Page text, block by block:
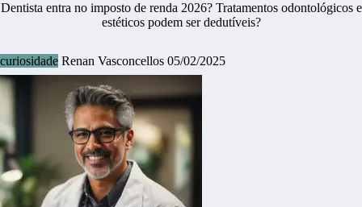
Dentista entra no imposto de renda 2026? Tratamentos odontológicos e
estéticos podem ser dedutíveis?
curiosidade Renan Vasconcellos 05/02/2025